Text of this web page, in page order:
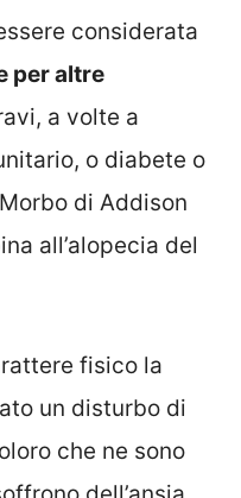
considerata
per altre
a volte a
o diabete o
di Addison
all’alopecia del
fisico la
un disturbo di
che ne sono